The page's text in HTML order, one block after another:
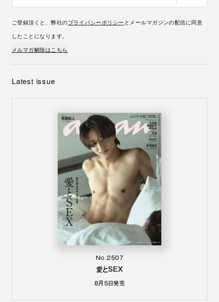
ご登録頂くと、弊社のプライバシーポリシー とメールマガジンの配信に同意
したことになります。
メルマガ解除はこちら
Latest issue
No.2507
愛とSEX
8月5日発売